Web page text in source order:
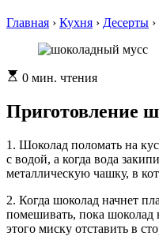
Главная › Кухня › Десерты ›
Расчетное
чтения
0 мин. чтения
Приготовление
1. Шоколад поломать на
с водой, а когда вода
металлическую чашку, в
2. Когда шоколад начнет
помешивать, пока шоколад
этого миску отставить в